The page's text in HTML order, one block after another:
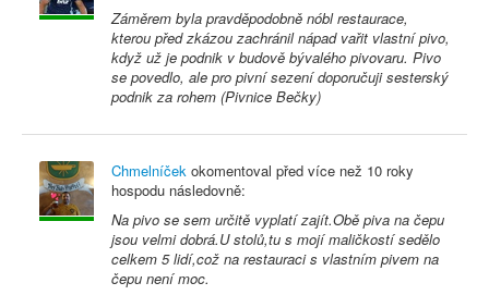
Záměrem byla pravděpodobně nóbl restaurace,
kterou před zkázou zachránil nápad vařit vlastní pivo,
když už je podnik v budově bývalého pivovaru. Pivo
se povedlo, ale pro pivní sezení doporučuji sesterský
podnik za rohem (Pivnice Bečky)
Chmelníček okomentoval před více než 10 roky
hospodu následovně:
Na pivo se sem určitě vyplatí zajít.Obě piva na čepu
jsou velmi dobrá.U stolů,tu s mojí maličkostí sedělo
celkem 5 lidí,což na restauraci s vlastním pivem na
čepu není moc.